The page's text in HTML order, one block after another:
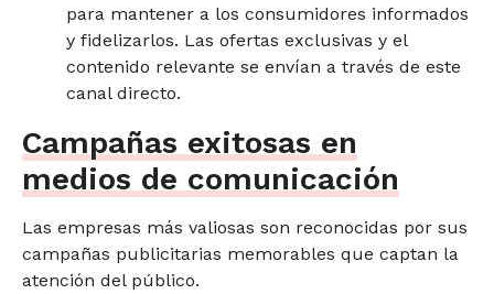
para mantener a los consumidores informados
y fidelizarlos. Las ofertas exclusivas y el
contenido relevante se envían a través de este
canal directo.
Campañas exitosas en
medios de comunicación
Las empresas más valiosas son reconocidas por sus
campañas publicitarias memorables que captan la
atención del público.